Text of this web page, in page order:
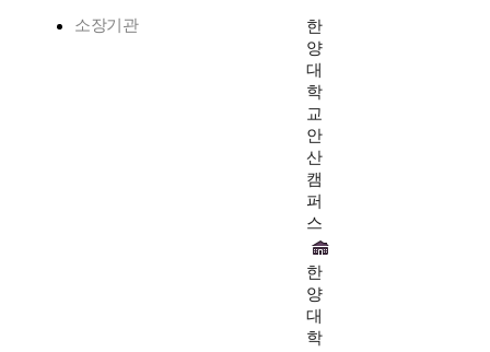
소장기관
한
양
대
학
교
안
산
캠
퍼
스
한
양
대
학